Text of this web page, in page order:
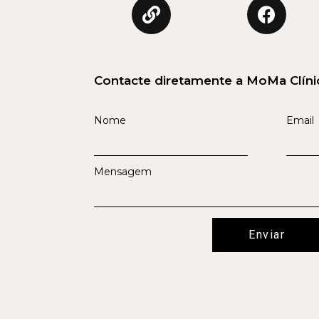
Contacte diretamente a MoMa
Nome Email
Mensagem
Enviar